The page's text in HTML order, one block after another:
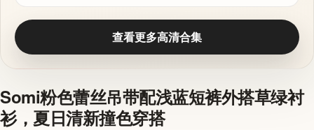
查看更多高清合集
Somi粉色蕾丝吊带配浅蓝短裤外搭草绿衬
衫，夏日清新撞色穿搭